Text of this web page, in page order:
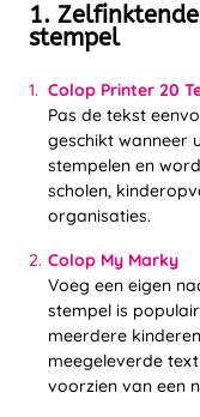
1.
stempel
Colop Printer 20
Pas de tekst
geschikt wanneer
stempelen en
scholen,
organisaties.
Colop My Marky
Voeg een eigen
stempel is
meerdere
meegeleverde
voorzien van een